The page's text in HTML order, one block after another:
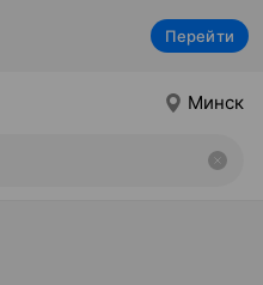
Перейти
Минск